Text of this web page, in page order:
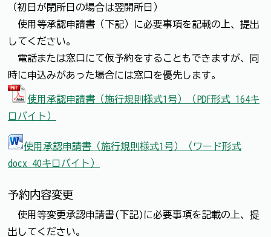
（初日が閉所日の場合は翌開所日）
使用等承認申請書（下記）に必要事項を記載の上、提出
してください。
電話または窓口にて仮予約をすることもできますが、同
時に申込みがあった場合には窓口を優先します。
使用承認申請書（施行規則様式1号）（PDF形式 164キ
ロバイト）
使用承認申請書（施行規則様式1号）（ワード形式
docx 40キロバイト）
予約内容変更
使用等変更承認申請書(下記)に必要事項を記載の上、提
出してください。